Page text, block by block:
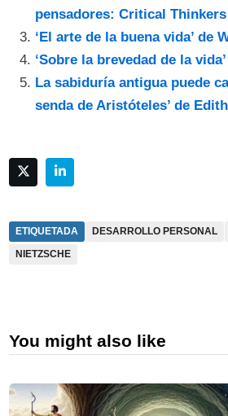
pensadores: Critical
‘El arte de la buena vida’ de
‘Sobre la brevedad de la
La sabiduría antigua puede
senda de Aristóteles’ de
ETIQUETADA DESARROLLO PERSONAL
NIETZSCHE
You might also like